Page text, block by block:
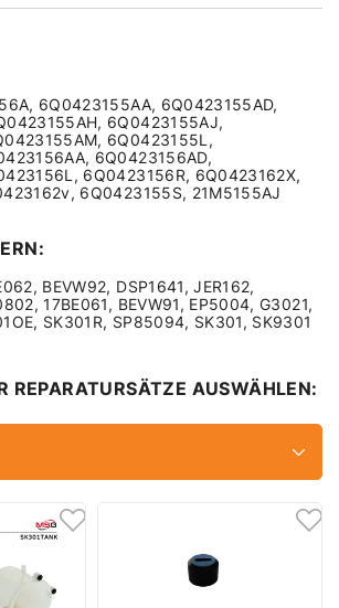
6Q0423155AA, 6Q0423155AD,
6Q0423155AJ,
6Q0423155L,
6Q0423156AD,
6Q0423156R, 6Q0423162X,
6Q0423155S, 21M5155AJ
BEVW92, DSP1641, JER162,
17BE061, BEVW91, EP5004, G3021,
SK301R, SP85094, SK301, SK9301
REPARATURSÄTZE AUSWÄHLEN: